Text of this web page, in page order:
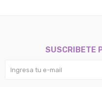
SUSCRIBETE